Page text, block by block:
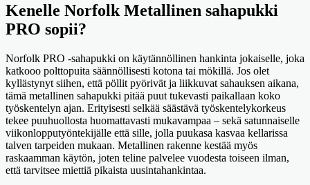
Kenelle Norfolk Metallinen sahapukki
PRO sopii?
Norfolk PRO -sahapukki on käytännöllinen hankinta jokaiselle, joka
katkooo polttopuita säännöllisesti kotona tai mökillä. Jos olet
kyllästynyt siihen, että pöllit pyörivät ja liikkuvat sahauksen aikana,
tämä metallinen sahapukki pitää puut tukevasti paikallaan koko
työskentelyn ajan. Erityisesti selkää säästävä työskentelykorkeus
tekee puuhuollosta huomattavasti mukavampaa – sekä satunnaiselle
viikonlopputyöntekijälle että sille, jolla puukasa kasvaa kellarissa
talven tarpeiden mukaan. Metallinen rakenne kestää myös
raskaamman käytön, joten teline palvelee vuodesta toiseen ilman,
että tarvitsee miettiä pikaista uusintahankintaa.